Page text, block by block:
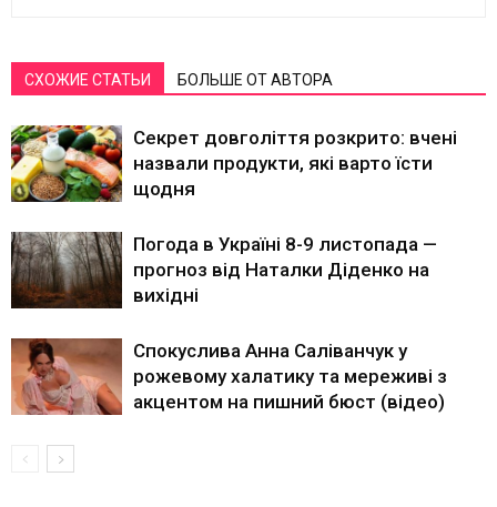
СХОЖИЕ СТАТЬИ БОЛЬШЕ ОТ АВТОРА
Секрет довголіття розкрито: вчені
назвали продукти, які варто їсти
щодня
Погода в Україні 8-9 листопада —
прогноз від Наталки Діденко на
вихідні
Спокуслива Анна Саліванчук у
рожевому халатику та мереживі з
акцентом на пишний бюст (відео)